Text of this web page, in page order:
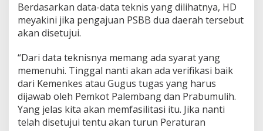
Berdasarkan data-data teknis yang dilihatnya, HD
meyakini jika pengajuan PSBB dua daerah tersebut
akan disetujui.
“Dari data teknisnya memang ada syarat yang
memenuhi. Tinggal nanti akan ada verifikasi baik
dari Kemenkes atau Gugus tugas yang harus
dijawab oleh Pemkot Palembang dan Prabumulih.
Yang jelas kita akan memfasilitasi itu. Jika nanti
telah disetujui tentu akan turun Peraturan